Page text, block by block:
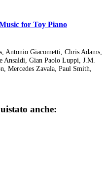
for Toy Piano
Antonio Giacometti, Chris Adams,
Ansaldi, Gian Paolo Luppi, J.M.
Mercedes Zavala, Paul Smith,
anche: